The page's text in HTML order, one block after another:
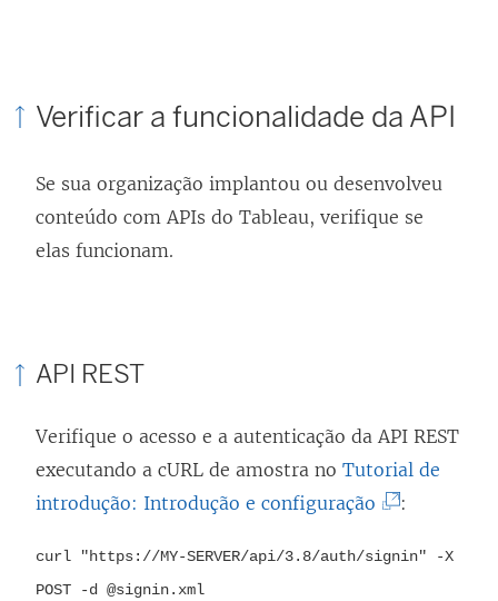
)
Verificar a funcionalidade da API
Se sua organização implantou ou desenvolveu
conteúdo com APIs do Tableau, verifique se
elas funcionam.
API REST
Verifique o acesso e a autenticação da API REST
executando a cURL de amostra no Tutorial de
introdução: Introdução e configuração
:
curl "https://MY-SERVER/api/3.8/auth/signin" -X
POST -d @signin.xml